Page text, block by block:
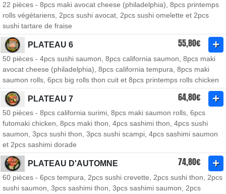
22 pièces - 8pcs maki avocat cheese (philadelphia), 8pcs printemps
rolls végétariens, 2pcs sushi avocat, 2pcs sushi omelette et 2pcs
sushi tartare de fraise
PLATEAU 6 55,80€
50 pièces - 4pcs sushi saumon, 8pcs california saumon, 8pcs maki
avocat cheese (philadelphia), 8pcs california tempura, 8pcs maki
saumon rolls, 6pcs big rolls thon cuit et 8pcs printemps rolls chicken
PLATEAU 7 64,80€
50 pièces - 8pcs california surimi, 8pcs maki saumon rolls, 6pcs
futomaki chicken, 8pcs maki thon, 4pcs sashimi thon, 4pcs sushi
saumon, 3pcs sushi thon, 3pcs sushi scampi, 4pcs sashimi saumon
et 2pcs sashimi dorade
PLATEAU D'AUTOMNE 74,80€
60 pièces - 6pcs tempura, 2pcs sushi crevette, 2pcs sushi thon, 2pcs
sushi saumon, 3pcs sashimi thon, 3pcs sashimi saumon, 2pcs